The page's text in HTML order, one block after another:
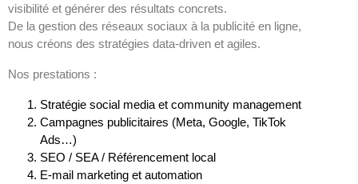
visibilité et générer des résultats concrets.
De la gestion des réseaux sociaux à la publicité en ligne,
nous créons des stratégies data-driven et agiles.
Nos prestations :
Stratégie social media et community management
Campagnes publicitaires (Meta, Google, TikTok
Ads…)
SEO / SEA / Référencement local
E-mail marketing et automation